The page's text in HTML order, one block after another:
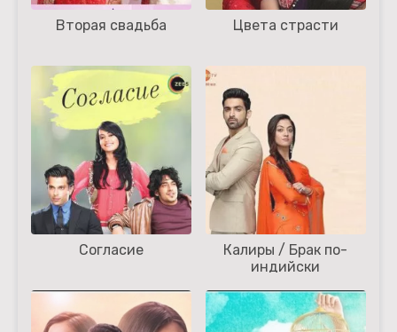
Вторая свадьба Цвета страсти
Согласие
Калиры / Брак по-
индийски